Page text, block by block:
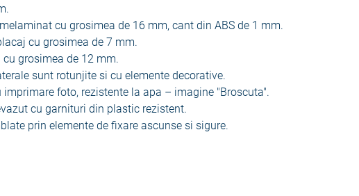
cu grosimea de 16 mm, cant din ABS de 1 mm.
cu grosimea de 7 mm.
grosimea de 12 mm.
sunt rotunjite si cu elemente decorative.
foto, rezistente la apa – imagine "Broscuta".
cu garnituri din plastic rezistent.
prin elemente de fixare ascunse si sigure.